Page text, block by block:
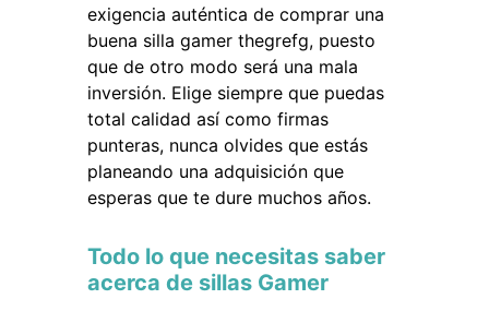
exigencia auténtica de comprar una
buena silla gamer thegrefg, puesto
que de otro modo será una mala
inversión. Elige siempre que puedas
total calidad así como firmas
punteras, nunca olvides que estás
planeando una adquisición que
esperas que te dure muchos años.
Todo lo que necesitas saber
acerca de sillas Gamer